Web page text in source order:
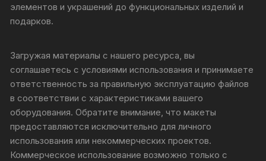
элементов и украшений до функциональных изделий и
подарков.
Загружая материалы с нашего ресурса, вы
соглашаетесь с условиями использования и принимаете
ответственность за правильную эксплуатацию файлов
в соответствии с характеристиками вашего
оборудования. Обратите внимание, что макеты
предоставляются исключительно для личного
использования или некоммерческих проектов.
Коммерческое использование возможно только с